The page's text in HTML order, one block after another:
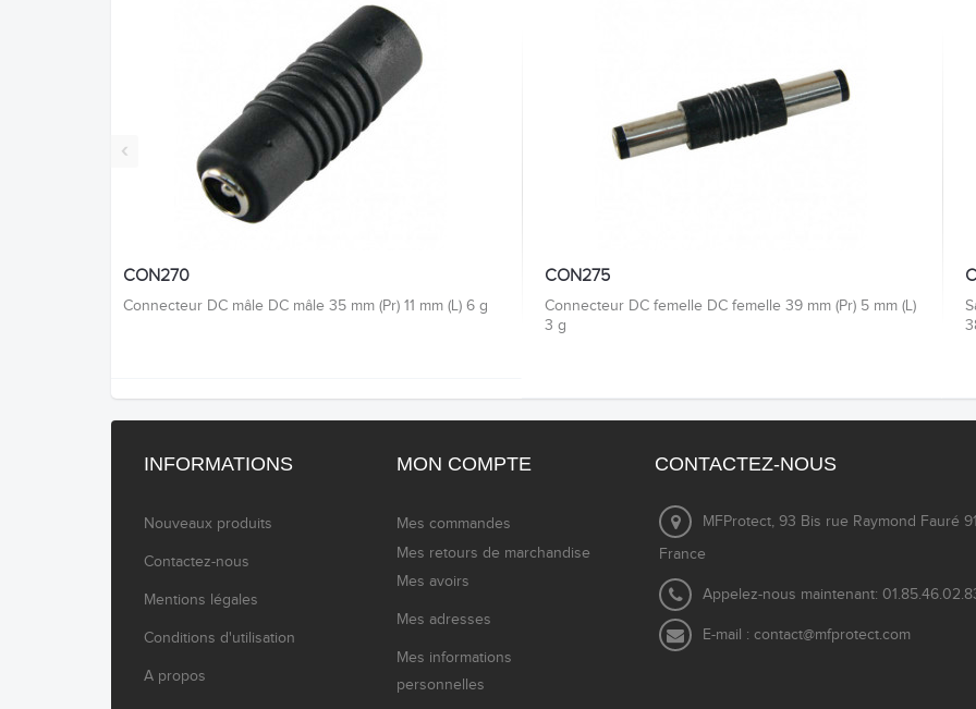
‹
CON270
Connecteur DC mâle DC mâle 35 mm (Pr) 11 mm (L) 6 g
CON275
Connecteur DC femelle DC femelle 39 mm (Pr) 5 mm (L)
3 g
INFORMATIONS
Nouveaux produits
Contactez-nous
Mentions légales
Conditions d'utilisation
A propos
MON COMPTE
Mes commandes
Mes retours de marchandise
Mes avoirs
Mes adresses
Mes informations
personnelles
CONTACTEZ-NOUS
MFProtect, 93 Bis rue Raymond Fauré
France
Appelez-nous maintenant:
E-mail : contact@mfprotect.com